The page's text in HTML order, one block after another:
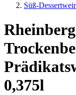
Süß-
Rheinberg
0,375l